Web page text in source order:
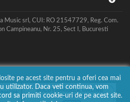
pe acest site pentru a oferi cea mai
utilizator. Daca veti continua, vom
sa primiti cookie-uri de pe acest site.
Music srl, CUI: RO 21547729, Reg. Com.
Nr. 25, Sect I, Bucuresti